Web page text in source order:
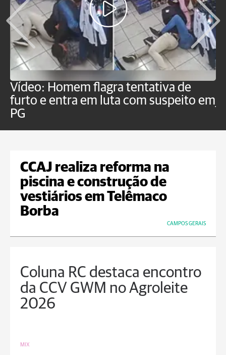
Vídeo: Homem flagra tentativa de
furto e entra em luta com suspeito em
PG
CCAJ realiza reforma na
piscina e construção de
vestiários em Telêmaco
Borba
CAMPOS GERAIS
Coluna RC destaca encontro
da CCV GWM no Agroleite
2026
MIX